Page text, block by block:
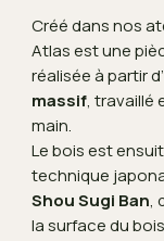
Créé dans nos
Atlas est une
réalisée à partir
massif, travaillé
main.
Le bois est
technique
Shou Sugi Ban,
la surface du